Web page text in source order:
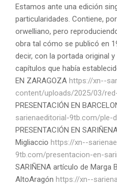
Estamos ante una edición
particularidades. Contiene,
orwelliano, pero
obra tal cómo se publicó en
decir, con la portada original
capítulos que había
EN ZARAGOZA https://xn--
content/uploads/2025/03/
PRESENTACIÓN EN
sarienaeditorial-9tb.com/
PRESENTACIÓN EN
Migliaccio https://xn--
9tb.com/presentacion-en-
SARIÑENA artículo de Marga
AltoAragón https://xn--